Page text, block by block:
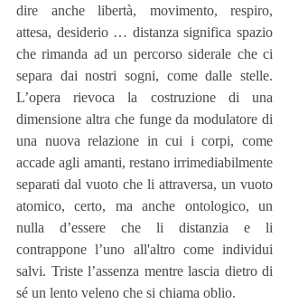
dire anche libertà, movimento, respiro,
attesa, desiderio … distanza significa spazio
che rimanda ad un percorso siderale che ci
separa dai nostri sogni, come dalle stelle.
L’opera rievoca la costruzione di una
dimensione altra che funge da modulatore di
una nuova relazione in cui i corpi, come
accade agli amanti, restano irrimediabilmente
separati dal vuoto che li attraversa, un vuoto
atomico, certo, ma anche ontologico, un
nulla d’essere che li distanzia e li
contrappone l’uno all'altro come individui
salvi. Triste l’assenza mentre lascia dietro di
sé un lento veleno che si chiama oblio.